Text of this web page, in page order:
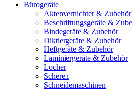
Bürogeräte
Aktenvernichter & Zubehör
Beschriftungsgeräte &
Bindegeräte & Zubehör
Diktiergeräte & Zubehör
Heftgeräte & Zubehör
Laminiergeräte & Zubehör
Locher
Scheren
Schneidemaschinen